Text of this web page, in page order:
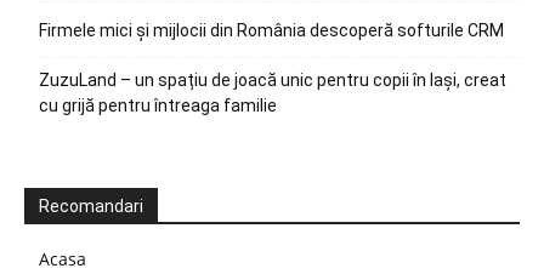
Firmele mici și mijlocii din România descoperă softurile CRM
ZuzuLand – un spațiu de joacă unic pentru copii în Iași, creat
cu grijă pentru întreaga familie
Recomandari
Acasa